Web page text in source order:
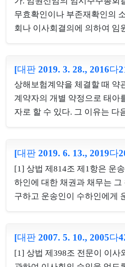
때에는 선의취득이 인정되지
수표법 제21...
이 타당하므로, 공동수급체의
우 탈퇴한 조합원에 대하여 잔
무로서 공동수급체의 구성원
연대하여 탈퇴한 조합원에게
책임이 있다.
무효확인이나 부존재확인의
회나 이사회결의에 의하여 임
특별한 사정이 없는한 동 임시
회 결의의 부존재확인이나 무
이익이 없다.나. 주주총회결의
판결은 대세적 효력이 있으므
는 존재하는 것같이 보이는 주
과정에 있어서의 흠결이 중대
에 그 결의자체가 존재하는
법률상 유효한 결의로서 존...
[대판 2019. 3. 28., 2016다
상해보험계약을 체결할 때 약
계약자의 개별 약정으로 태아
자로 할 수 있다. 그 이유는 다
하는 인보험이므로, 피보험자
(人)임을 전제로 한다(상법 제
상해보험계약 체결에서 태아
시적으로 금지되어 있지 않다.
을 의미한다. 헌법상 생명권의
성 중인 신체도 그 자체로 보
고 보호의 필요성도 본질적으
[대판 2019. 6. 13., 2019다
[1] 상법 제814조 제1항은 운
하인에 대한 채권과 채무는
구하고 운송인이 수하인에게
수 있도록 규정하고 있다. 이
인이나 수하인에 대한 권리·
제척기간이고, 제척기간의 기
[대판 2007. 5. 10., 2005다
[1] 상법 제398조 전문이 이사와 회사 사이의 거래에